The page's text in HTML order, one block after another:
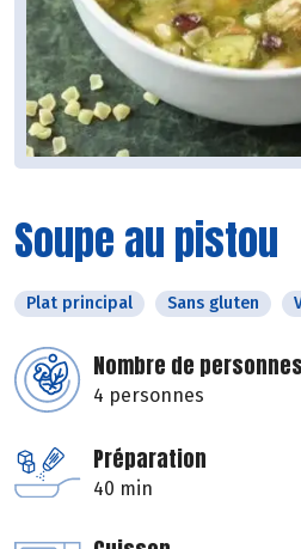
Soupe au pistou
Plat principal Sans gluten
Nombre de personnes
4 personnes
Préparation
40 min